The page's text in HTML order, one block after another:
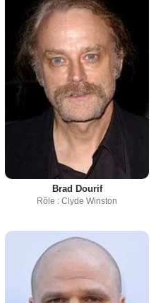
Brad Dourif
Rôle : Clyde Winston